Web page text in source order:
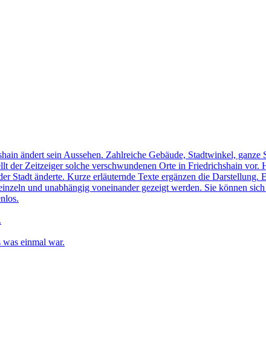
ändert sein Aussehen. Zahlreiche Gebäude, Stadtwinkel, ganze
der Zeitzeiger solche verschwundenen Orte in Friedrichshain
Stadt änderte. Kurze erläuternde Texte ergänzen die
und unabhängig voneinander gezeigt werden. Sie können
einmal war.